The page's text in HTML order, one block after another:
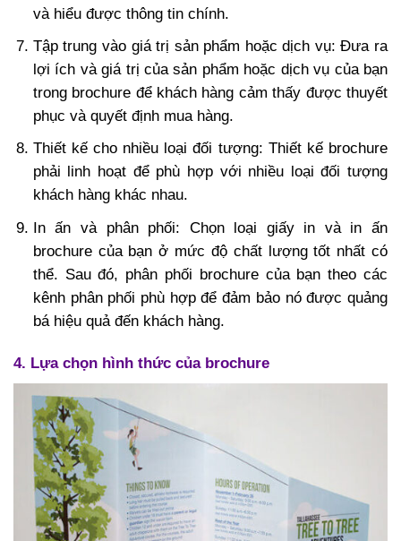
và hiểu được thông tin chính.
Tập trung vào giá trị sản phẩm hoặc dịch vụ: Đưa ra
lợi ích và giá trị của sản phẩm hoặc dịch vụ của bạn
trong brochure để khách hàng cảm thấy được thuyết
phục và quyết định mua hàng.
Thiết kế cho nhiều loại đối tượng: Thiết kế brochure
phải linh hoạt để phù hợp với nhiều loại đối tượng
khách hàng khác nhau.
In ấn và phân phối: Chọn loại giấy in và in ấn
brochure của bạn ở mức độ chất lượng tốt nhất có
thể. Sau đó, phân phối brochure của bạn theo các
kênh phân phối phù hợp để đảm bảo nó được quảng
bá hiệu quả đến khách hàng.
4. Lựa chọn hình thức của brochure